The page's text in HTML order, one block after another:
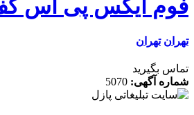
ایکس پی اس کف
تهران
بگیرید
آگهی:5070